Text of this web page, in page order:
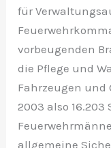
für
vorbeugenden
die Pflege und
Fahrzeugen und
2003 also
allgemeine